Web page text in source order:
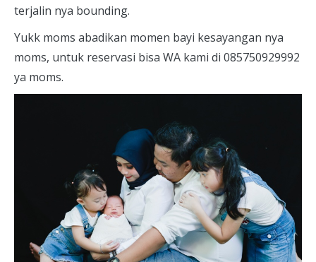
terjalin nya bounding.
Yukk moms abadikan momen bayi kesayangan nya
moms, untuk reservasi bisa WA kami di 085750929992
ya moms.